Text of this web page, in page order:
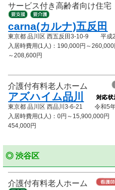
サービス付き高齢者向け住宅
carna(カルナ)五反田
東京都 品川区 西五反田3-10-9 平成
入居時費用(1人)：190,000円～
～208,600円
介護付有料老人ホーム
アズハイム品川
東京都 品川区 西品川3-6-21 令和5
入居時費用(1人)：0円～15,900,000
454,000円
◎ 渋谷区
介護付有料老人ホーム